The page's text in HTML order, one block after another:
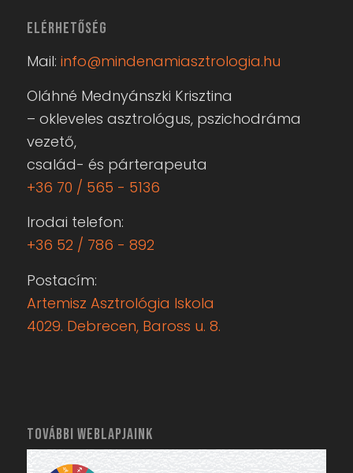
– okleveles asztrológus, pszichodráma
vezető,
család- és párterapeuta
+36 70 / 565 - 5136
Irodai telefon:
+36 52 / 786 - 892
Postacím:
Artemisz Asztrológia Iskola
4029. Debrecen, Baross u. 8.